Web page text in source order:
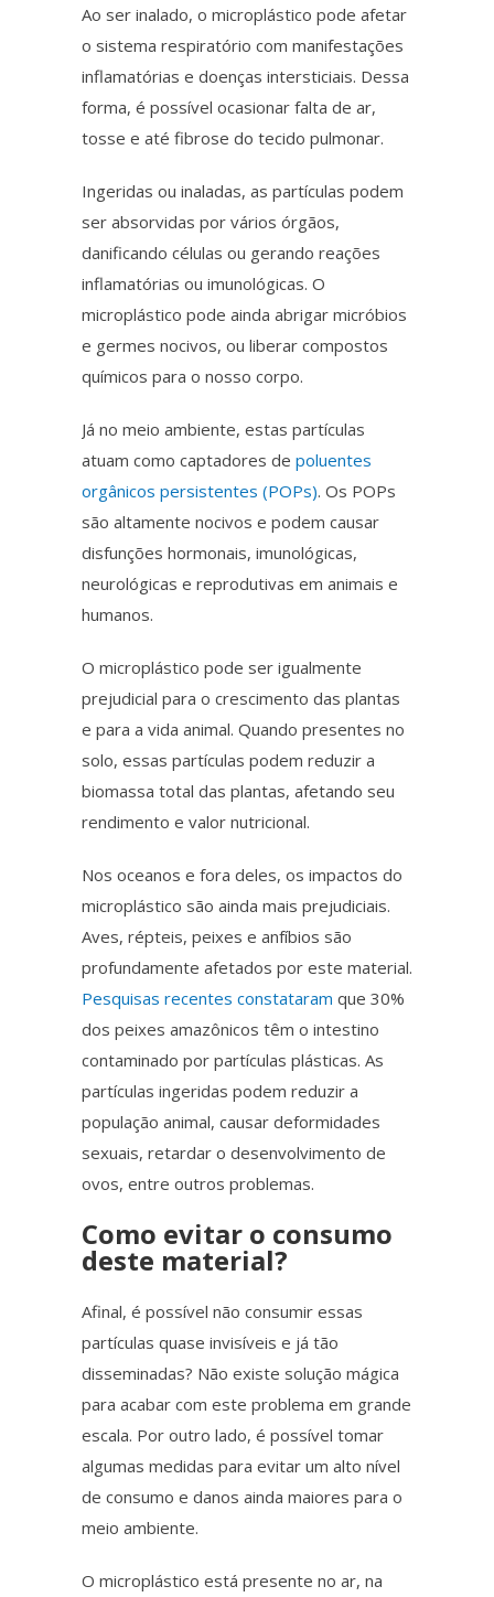
Ao ser inalado, o microplástico pode afetar
o sistema respiratório com manifestações
inflamatórias e doenças intersticiais. Dessa
forma, é possível ocasionar falta de ar,
tosse e até fibrose do tecido pulmonar.
Ingeridas ou inaladas, as partículas podem
ser absorvidas por vários órgãos,
danificando células ou gerando reações
inflamatórias ou imunológicas. O
microplástico pode ainda abrigar micróbios
e germes nocivos, ou liberar compostos
químicos para o nosso corpo.
Já no meio ambiente, estas partículas
atuam como captadores de poluentes
orgânicos persistentes (POPs). Os POPs
são altamente nocivos e podem causar
disfunções hormonais, imunológicas,
neurológicas e reprodutivas em animais e
humanos.
O microplástico pode ser igualmente
prejudicial para o crescimento das plantas
e para a vida animal. Quando presentes no
solo, essas partículas podem reduzir a
biomassa total das plantas, afetando seu
rendimento e valor nutricional.
Nos oceanos e fora deles, os impactos do
microplástico são ainda mais prejudiciais.
Aves, répteis, peixes e anfíbios são
profundamente afetados por este material.
Pesquisas recentes constataram que 30%
dos peixes amazônicos têm o intestino
contaminado por partículas plásticas. As
partículas ingeridas podem reduzir a
população animal, causar deformidades
sexuais, retardar o desenvolvimento de
ovos, entre outros problemas.
Como evitar o consumo
deste material?
Afinal, é possível não consumir essas
partículas quase invisíveis e já tão
disseminadas? Não existe solução mágica
para acabar com este problema em grande
escala. Por outro lado, é possível tomar
algumas medidas para evitar um alto nível
de consumo e danos ainda maiores para o
meio ambiente.
O microplástico está presente no ar, na